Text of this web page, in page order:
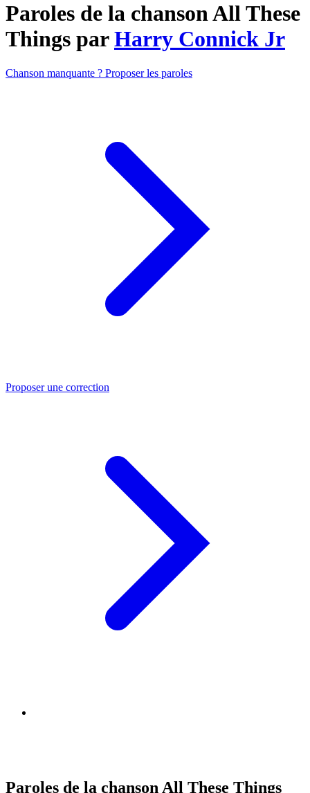
Paroles de la chanson All These
Things parHarry Connick Jr
Chanson manquante ? Proposer les paroles
Proposer une correction
Paroles de la chanson All These Things